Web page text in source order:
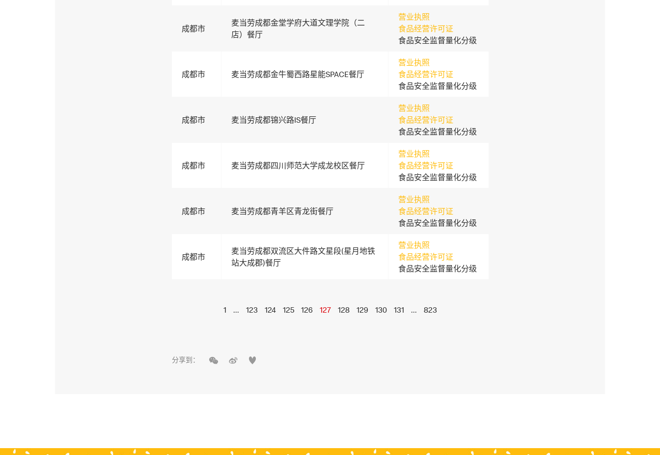
成都市
麦当劳成都金堂学府大道文理学院（二
店）餐厅
营业执照
食品经营许可证
食品安全监督量化分级
成都市 麦当劳成都金牛蜀西路星能SPACE餐厅
营业执照
食品经营许可证
食品安全监督量化分级
成都市 麦当劳成都锦兴路IS餐厅
营业执照
食品经营许可证
食品安全监督量化分级
成都市 麦当劳成都四川师范大学成龙校区餐厅
营业执照
食品经营许可证
食品安全监督量化分级
成都市 麦当劳成都青羊区青龙街餐厅
营业执照
食品经营许可证
食品安全监督量化分级
成都市
麦当劳成都双流区大件路文星段(星月地铁
站大成郡)餐厅
营业执照
食品经营许可证
食品安全监督量化分级
1 ... 123 124 125 126 127 128 129 130 131 ... 823
分享到：   